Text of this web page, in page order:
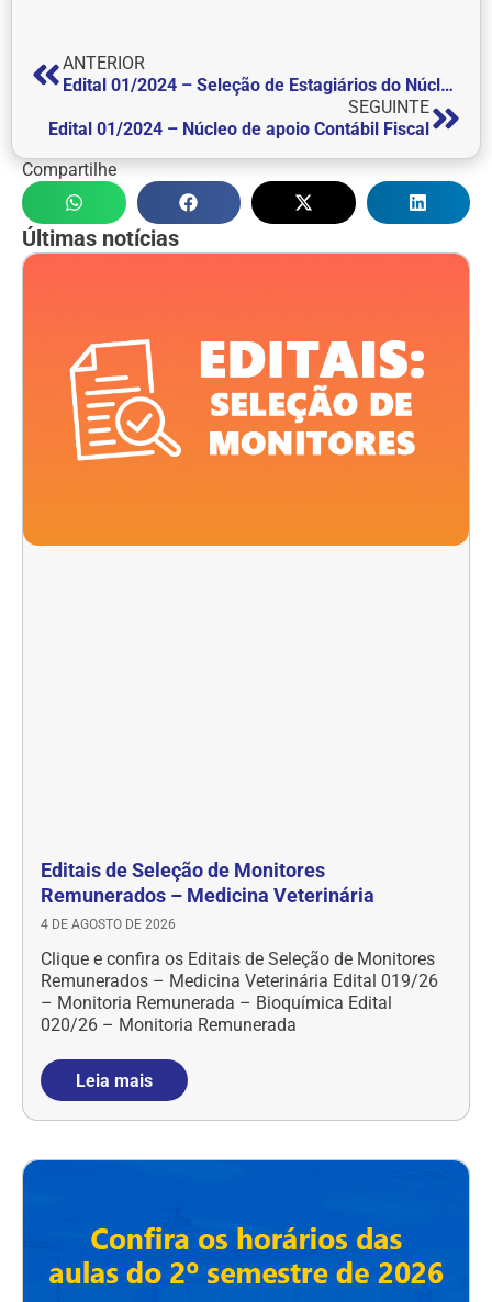
ANTERIOR
Edital 01/2024 – Seleção de Estagiários do Núcleo de Prática Jurídica (NPJ)
SEGUINTE
Edital 01/2024 – Núcleo de apoio Contábil Fiscal
Compartilhe
Últimas notícias
Editais de Seleção de Monitores
Remunerados – Medicina Veterinária
4 DE AGOSTO DE 2026
Clique e confira os Editais de Seleção de Monitores
Remunerados – Medicina Veterinária Edital 019/26
– Monitoria Remunerada – Bioquímica Edital
020/26 – Monitoria Remunerada
Leia mais